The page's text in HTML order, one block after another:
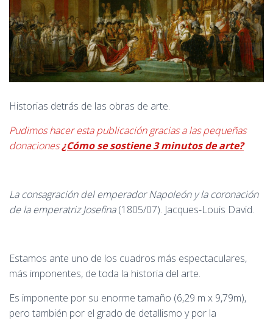
Historias detrás de las obras de arte.
Pudimos hacer esta publicación gracias a las pequeñas
donaciones¿Cómo se sostiene 3 minutos de arte?
La consagración del emperador Napoleón y la coronación
de la emperatriz Josefina(1805/07). Jacques-Louis David.
Estamos ante uno de los cuadros más espectaculares,
más imponentes, de toda la historia del arte.
Es imponente por su enorme tamaño (6,29 m x 9,79m),
pero también por el grado de detallismo y por la